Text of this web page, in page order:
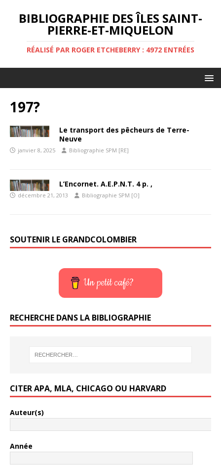
BIBLIOGRAPHIE DES ÎLES SAINT-
PIERRE-ET-MIQUELON
RÉALISÉ PAR ROGER ETCHEBERRY : 4972 ENTRÉES
197?
Le transport des pêcheurs de Terre-
Neuve
janvier 8, 2025 Bibliographie SPM [RE]
L’Encornet. A.E.P.N.T. 4 p. ,
décembre 21, 2013 Bibliographie SPM [O]
SOUTENIR LE GRANDCOLOMBIER
Un petit café?
RECHERCHE DANS LA BIBLIOGRAPHIE
CITER APA, MLA, CHICAGO OU HARVARD
Auteur(s)
Année